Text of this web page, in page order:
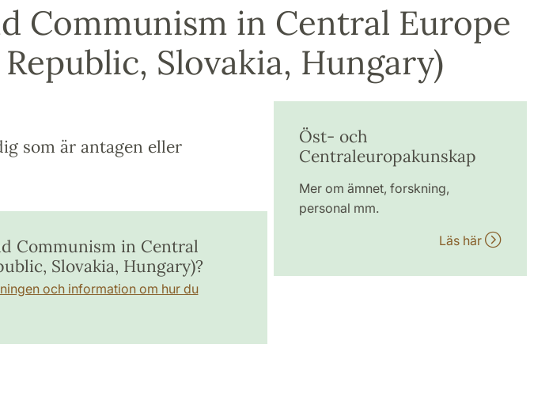
Communism in Central Europe
Slovakia, Hungary)
som är antagen eller
Communism in Central
Slovakia, Hungary)?
och information om hur du
Öst- och
Centraleuropakunskap
Mer om ämnet, forskning,
personal mm.
Läs här